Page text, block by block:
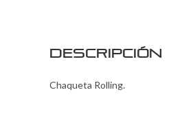
Descripción
Chaqueta Rolling.